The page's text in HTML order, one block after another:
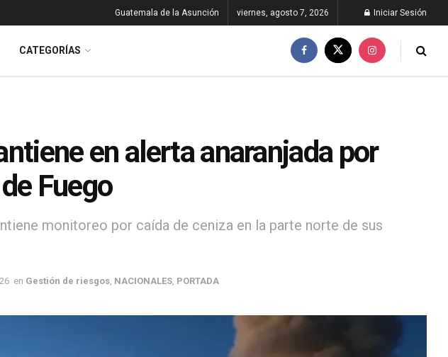
Guatemala de la Asunción viernes, agosto 7, 2026 Iniciar Sesión
CATEGORÍAS
en alerta anaranjada por
Fuego
monitoreo por caída de ceniza en la parte norte de sus
en Gestión de riesgos NACIONALES PORTADA